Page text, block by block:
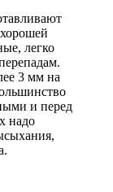
легко
3 мм на
и перед
надо